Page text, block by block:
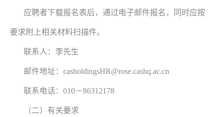
应聘者下载报名表后，通过电子邮件报名，同时应按
要求附上相关材料扫描件。
联系人：李先生
邮件地址：casholdingsHR@rose.cashq.ac.cn
联系电话：010－86312178
（二）有关要求